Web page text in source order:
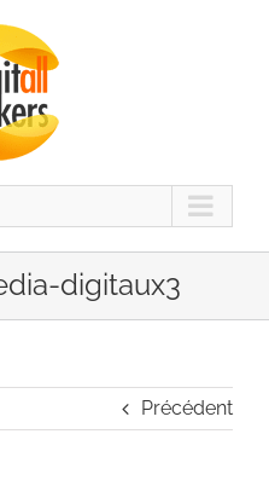
digitaux3
Précédent